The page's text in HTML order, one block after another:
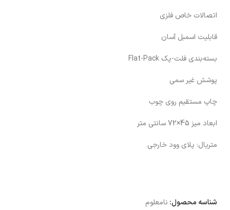
اتصالات خاص فلزی
قابلیت اسمبل آسان
بسته‌بندی فلت-پک Flat-Pack
پوشش غیر سمی
چاپ مستقیم روی چوب
ابعاد میز 45×72 سانتی متر
متریال: پلای وود خارجی
شناسه محصول: نامعلوم